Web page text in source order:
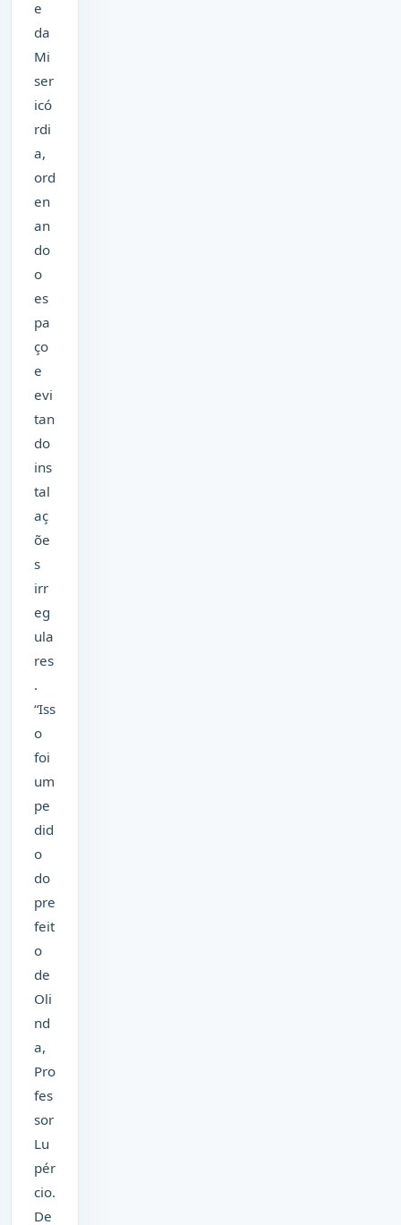
e
da
Mi
ser
icó
rdi
a,
ord
en
an
do
o
es
pa
ço
e
evi
tan
do
ins
tal
aç
õe
s
irr
eg
ula
res
.
“Iss
o
foi
um
pe
did
o
do
pre
feit
o
de
Oli
nd
a,
Pro
fes
sor
Lu
pér
cio.
De